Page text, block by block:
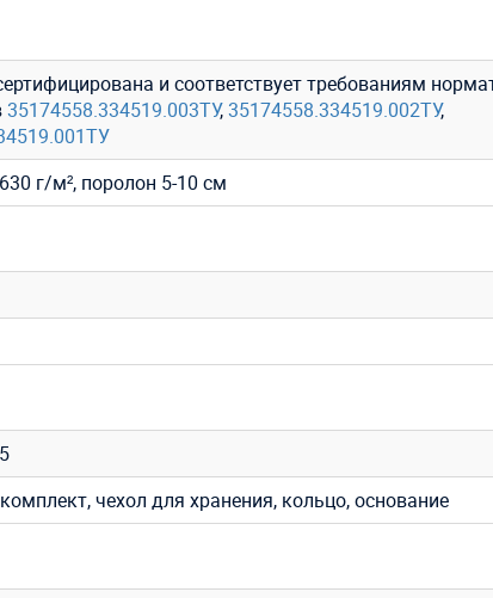
и соответствует требованиям
35174558.334519.003ТУ,35174558.334519.002ТУ,
г/м², поролон 5-10 см
чехол для хранения, кольцо, основание